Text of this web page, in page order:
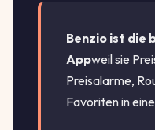
Benzio ist die
Appweil sie
Preisalarme,
Favoriten in